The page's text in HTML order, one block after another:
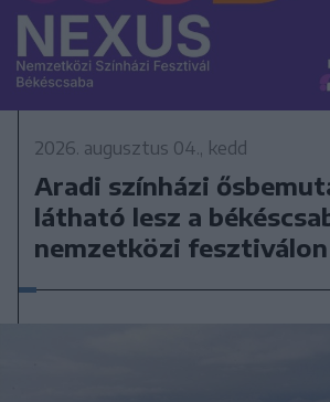
2026. augusztus 04., kedd
Aradi színházi
látható lesz a
nemzetközi fesztiválon